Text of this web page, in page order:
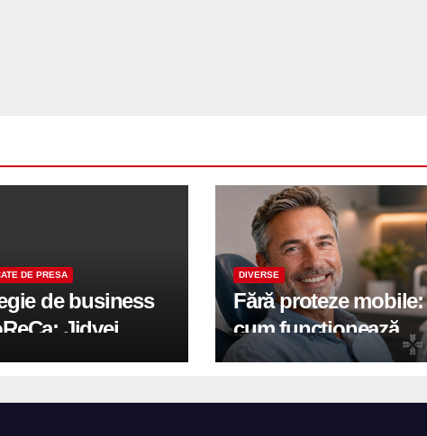
DE PRESA
de business
Jidvei
terasele în
DIVERSE
Fără proteze mobile:
cum funcționează
reabilitarea completă